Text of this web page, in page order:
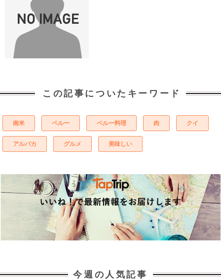
この記事についたキーワード
南米 ペルー ペルー料理 肉 クイ
アルパカ グルメ 美味しい
今週の人気記事